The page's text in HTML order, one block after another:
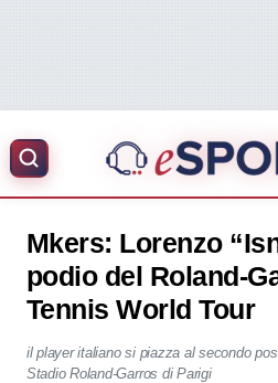
Mkers: Lorenzo
podio del Roland-
Tennis World Tour
il player italiano si piazza al secondo
Stadio Roland-Garros di Parigi